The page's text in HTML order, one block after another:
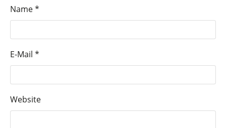
Name*
E-Mail *
Website